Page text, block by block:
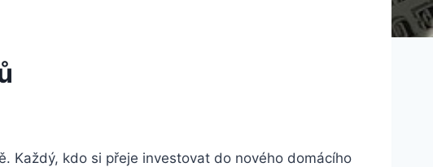
Každý, kdo si přeje⁣ investovat do ⁢nového domácího